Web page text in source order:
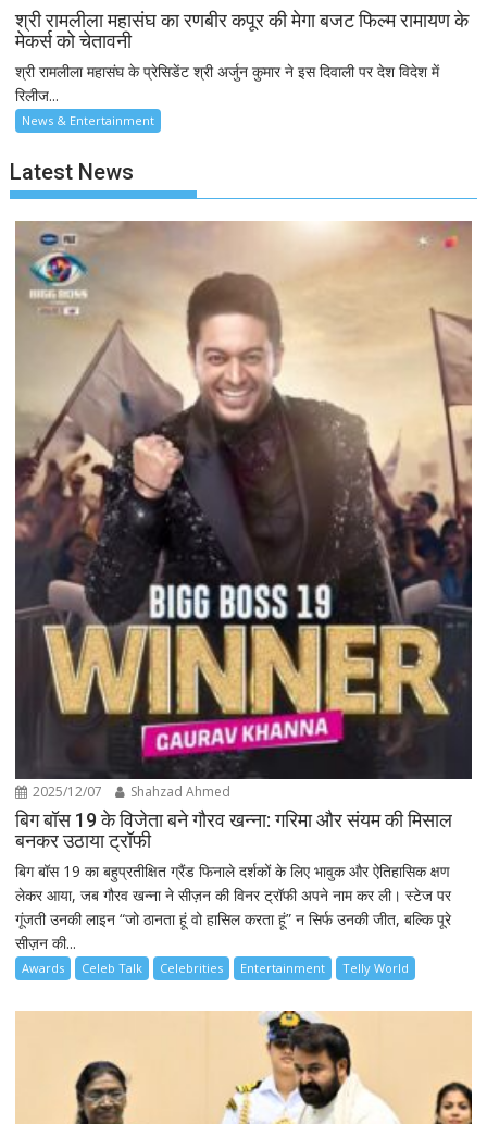
श्री रामलीला महासंघ का रणबीर कपूर की मेगा बजट फिल्म रामायण के
मेकर्स को चेतावनी
श्री रामलीला महासंघ के प्रेसिडेंट श्री अर्जुन कुमार ने इस दिवाली पर देश विदेश में
रिलीज...
News & Entertainment
Latest News
2025/12/07 Shahzad Ahmed
बिग बॉस 19 के विजेता बने गौरव खन्ना: गरिमा और संयम की मिसाल
बनकर उठाया ट्रॉफी
बिग बॉस 19 का बहुप्रतीक्षित ग्रैंड फिनाले दर्शकों के लिए भावुक और ऐतिहासिक क्षण
लेकर आया, जब गौरव खन्ना ने सीज़न की विनर ट्रॉफी अपने नाम कर ली। स्टेज पर
गूंजती उनकी लाइन “जो ठानता हूं वो हासिल करता हूं” न सिर्फ उनकी जीत, बल्कि पूरे
सीज़न की...
Awards Celeb Talk Celebrities Entertainment Telly World